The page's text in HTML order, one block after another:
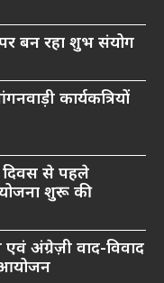
बन रहा शुभ संयोग
कार्यकत्रियों
से पहले
शुरू की
अंग्रेज़ी वाद-विवाद